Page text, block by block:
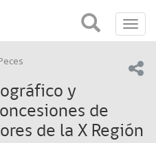
y
de
de la X Región